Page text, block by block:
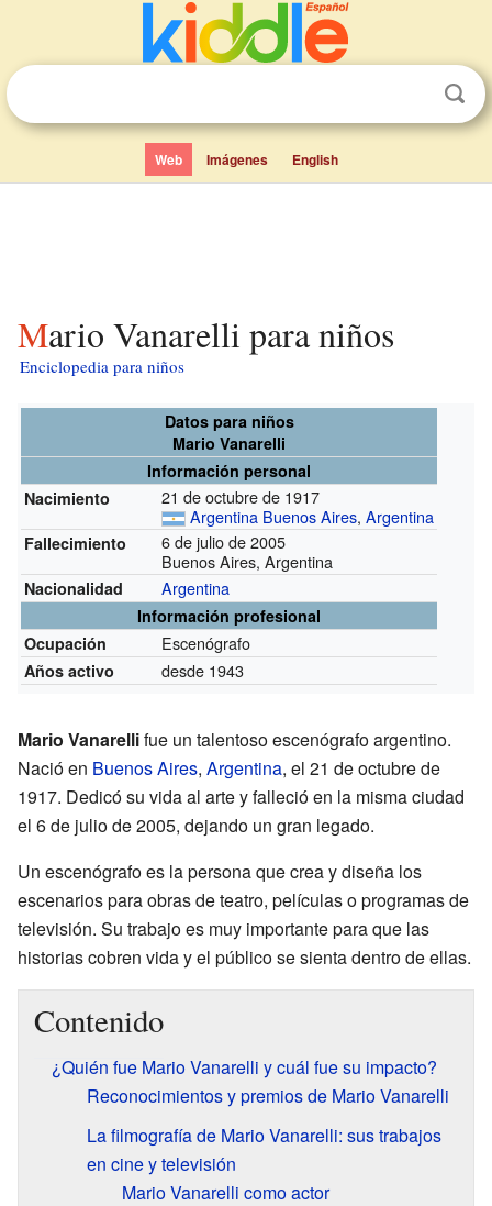
Web Imágenes English
Mario Vanarelli para niños
Enciclopedia para niños
Datos para niños
Mario Vanarelli
Información personal
Nacimiento
21 de octubre de 1917
Argentina Buenos Aires,Argentina
Fallecimiento
6 de julio de 2005
Buenos Aires, Argentina
Nacionalidad Argentina
Información profesional
Ocupación
Escenógrafo
Años activo desde 1943
Mario Vanarellifue un talentoso escenógrafo argentino.
Nació en Buenos Aires, Argentina, el 21 de octubre de
1917. Dedicó su vida al arte y falleció en la misma ciudad
el 6 de julio de 2005, dejando un gran legado.
Un escenógrafo es la persona que crea y diseña los
escenarios para obras de teatro, películas o programas de
televisión. Su trabajo es muy importante para que las
historias cobren vida y el público se sienta dentro de ellas.
Contenido
¿Quién fue Mario Vanarelli y cuál fue su impacto?
Reconocimientos y premios de Mario Vanarelli
La filmografía de Mario Vanarelli: sus trabajos
en cine y televisión
Mario Vanarelli como actor